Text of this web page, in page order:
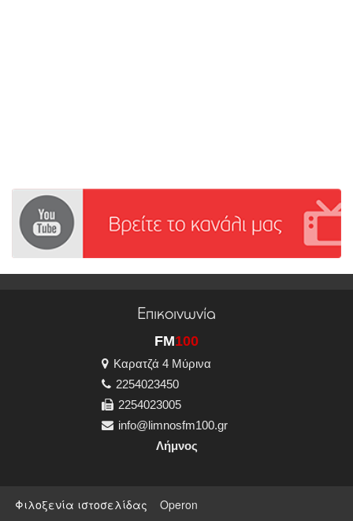
Επικοινωνία
FM100
Καρατζά 4 Μύρινα
2254023450
2254023005
info@limnosfm100.gr
Λήμνος
Φιλοξενία ιστοσελίδας Operon